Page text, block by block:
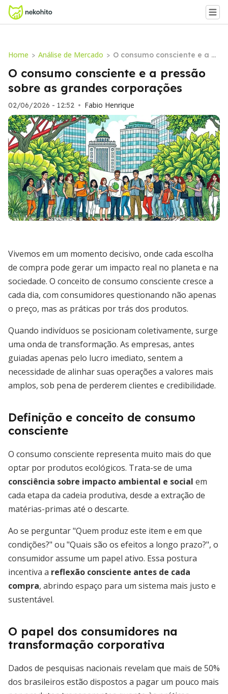
Home > Análise de Mercado > O consumo consciente e a pr
essão sobre as grandes corp
orações
O consumo consciente e a pressão
sobre as grandes corporações
02/06/2026 - 12:52 • Fabio Henrique
Vivemos em um momento decisivo, onde cada escolha
de compra pode gerar um impacto real no planeta e na
sociedade. O conceito de consumo consciente cresce a
cada dia, com consumidores questionando não apenas
o preço, mas as práticas por trás dos produtos.
Quando indivíduos se posicionam coletivamente, surge
uma onda de transformação. As empresas, antes
guiadas apenas pelo lucro imediato, sentem a
necessidade de alinhar suas operações a valores mais
amplos, sob pena de perderem clientes e credibilidade.
Definição e conceito de consumo
consciente
O consumo consciente representa muito mais do que
optar por produtos ecológicos. Trata-se de uma
consciência sobre impacto ambiental e social em
cada etapa da cadeia produtiva, desde a extração de
matérias-primas até o descarte.
Ao se perguntar "Quem produz este item e em que
condições?" ou "Quais são os efeitos a longo prazo?", o
consumidor assume um papel ativo. Essa postura
incentiva a reflexão consciente antes de cada
compra, abrindo espaço para um sistema mais justo e
sustentável.
O papel dos consumidores na
transformação corporativa
Dados de pesquisas nacionais revelam que mais de 50%
dos brasileiros estão dispostos a pagar um pouco mais